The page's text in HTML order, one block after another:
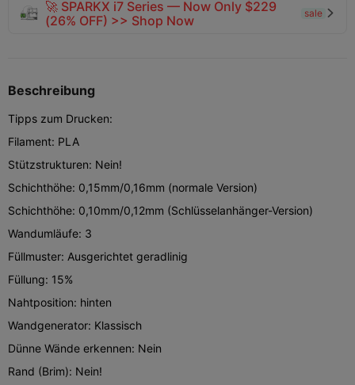
🚀 SPARKX i7 Series — Now Only $229
(26% OFF) >> Shop Now
sale 
Beschreibung
Tipps zum Drucken:
Filament: PLA
Stützstrukturen: Nein!
Schichthöhe: 0,15mm/0,16mm (normale Version)
Schichthöhe: 0,10mm/0,12mm (Schlüsselanhänger-Version)
Wandumläufe: 3
Füllmuster: Ausgerichtet geradlinig
Füllung: 15%
Nahtposition: hinten
Wandgenerator: Klassisch
Dünne Wände erkennen: Nein
Rand (Brim): Nein!